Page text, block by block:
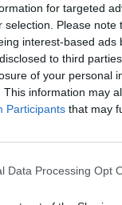
for targeted
selection. Please
interest-based
to third
of your personal
This information may
Participants that may
Data Processing Opt
δεκάδες χώρες
της
ηγείται
εμπορίου, της
στο
συμφωνίας σε
να δράσουν